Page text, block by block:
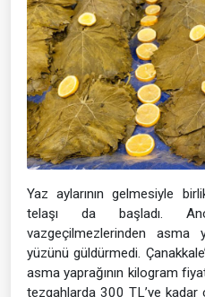
Yaz aylarının gelmesiyle
telaşı da başladı.
vazgeçilmezlerinden asma
yüzünü güldürmedi.
asma yaprağının kilogram
tezgahlarda 300 TL’ye kadar